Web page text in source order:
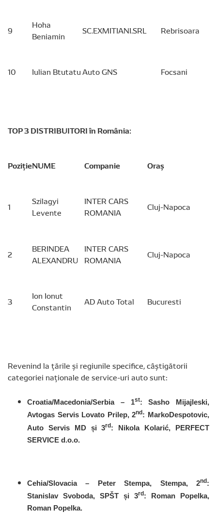
9
Hoha
Beniamin
SC.EXMITIANI.SRL Rebrisoara
10 Iulian BtutatuAuto GNS Focsani
TOP 3 DISTRIBUITORI în România:
PozițieNUME Companie Oraș
1
Szilagyi
Levente
INTER CARS
ROMANIA
Cluj-Napoca
2
BERINDEA
ALEXANDRU
INTER CARS
ROMANIA
Cluj-Napoca
3
Ion Ionut
Constantin
AD Auto Total Bucuresti
Revenind la țările și regiunile specifice, câștigătorii
categoriei naționale de service-uri auto sunt:
Croatia/Macedonia/Serbia – 1st: Sasho Mijajleski,
Avtogas Servis Lovato Prilep, 2nd : MarkoDespotovic,
Auto Servis MD și 3rd : Nikola Kolarić, PERFECT
SERVICE d.o.o.
Cehia/Slovacia – Peter Stempa, Stempa, 2nd:
Stanislav Svoboda, SPŠT și 3rd : Roman Popelka,
Roman Popelka.